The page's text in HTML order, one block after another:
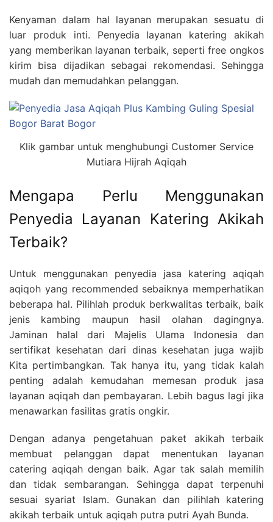
Kenyaman dalam hal layanan merupakan sesuatu di
luar produk inti. Penyedia layanan katering akikah
yang memberikan layanan terbaik, seperti free ongkos
kirim bisa dijadikan sebagai rekomendasi. Sehingga
mudah dan memudahkan pelanggan.
Klik gambar untuk menghubungi Customer Service
Mutiara Hijrah Aqiqah
Mengapa Perlu Menggunakan
Penyedia Layanan Katering Akikah
Terbaik?
Untuk menggunakan penyedia jasa katering aqiqah
aqiqoh yang recommended sebaiknya memperhatikan
beberapa hal. Pilihlah produk berkwalitas terbaik, baik
jenis kambing maupun hasil olahan dagingnya.
Jaminan halal dari Majelis Ulama Indonesia dan
sertifikat kesehatan dari dinas kesehatan juga wajib
Kita pertimbangkan. Tak hanya itu, yang tidak kalah
penting adalah kemudahan memesan produk jasa
layanan aqiqah dan pembayaran. Lebih bagus lagi jika
menawarkan fasilitas gratis ongkir.
Dengan adanya pengetahuan paket akikah terbaik
membuat pelanggan dapat menentukan layanan
catering aqiqah dengan baik. Agar tak salah memilih
dan tidak sembarangan. Sehingga dapat terpenuhi
sesuai syariat Islam. Gunakan dan pilihlah katering
akikah terbaik untuk aqiqah putra putri Ayah Bunda.